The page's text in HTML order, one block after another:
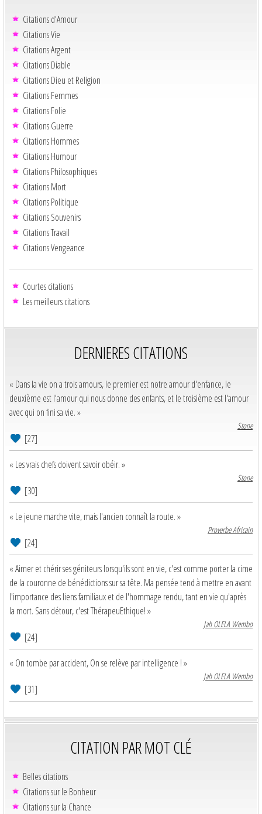
Citations d'Amour
Citations Vie
Citations Argent
Citations Diable
Citations Dieu et Religion
Citations Femmes
Citations Folie
Citations Guerre
Citations Hommes
Citations Humour
Citations Philosophiques
Citations Mort
Citations Politique
Citations Souvenirs
Citations Travail
Citations Vengeance
Courtes citations
Les meilleurs citations
DERNIERES CITATIONS
« Dans la vie on a trois amours, le premier est notre amour d'enfance, le
deuxième est l'amour qui nous donne des enfants, et le troisième est l'amour
avec qui on fini sa vie. »
Stone
[27]
« Les vrais chefs doivent savoir obéir. »
Stone
[30]
« Le jeune marche vite, mais l'ancien connaît la route. »
Proverbe Africain
[24]
« Aimer et chérir ses géniteurs lorsqu'ils sont en vie, c'est comme porter la cime
de la couronne de bénédictions sur sa tête. Ma pensée tend à mettre en avant
l'importance des liens familiaux et de l'hommage rendu, tant en vie qu'après
la mort. Sans détour, c'est ThérapeuEthique! »
Jah OLELA Wembo
[24]
« On tombe par accident, On se relève par intelligence ! »
Jah OLELA Wembo
[31]
CITATION PAR MOT CLÉ
Belles citations
Citations sur le Bonheur
Citations sur la Chance